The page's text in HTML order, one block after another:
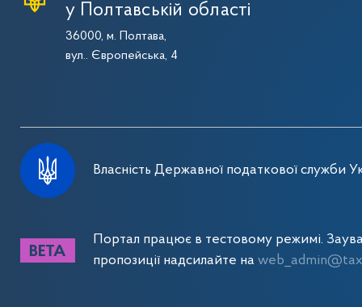
у Полтавській області
36000, м. Полтава,
вул.. Європейська, 4
Власність Державної податкової служби
Портал працює в тестовому режимі.
пропозиції надсилайте на